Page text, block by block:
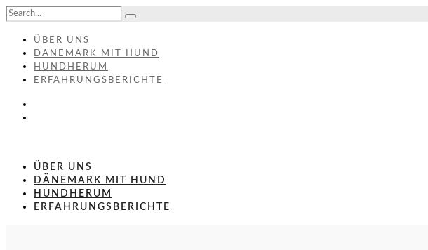
ÜBER UNS
DÄNEMARK MIT HUND
HUNDHERUM
ERFAHRUNGSBERICHTE
ÜBER UNS
DÄNEMARK MIT HUND
HUNDHERUM
ERFAHRUNGSBERICHTE